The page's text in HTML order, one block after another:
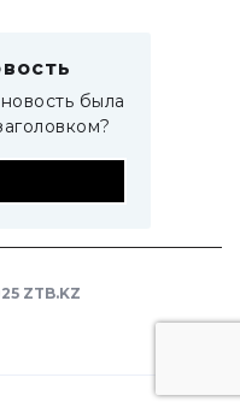
была
ZTB.KZ